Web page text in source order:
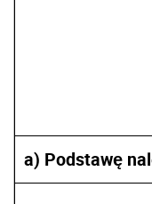
a) Podstawę